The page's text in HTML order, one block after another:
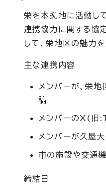
栄を本拠地に活動し
連携協力に関する協
して、栄地区の魅力
主な連携内容
メンバーが、栄地
稿
メンバーのX(旧
メンバーが久屋
市の施設や交通
締結日